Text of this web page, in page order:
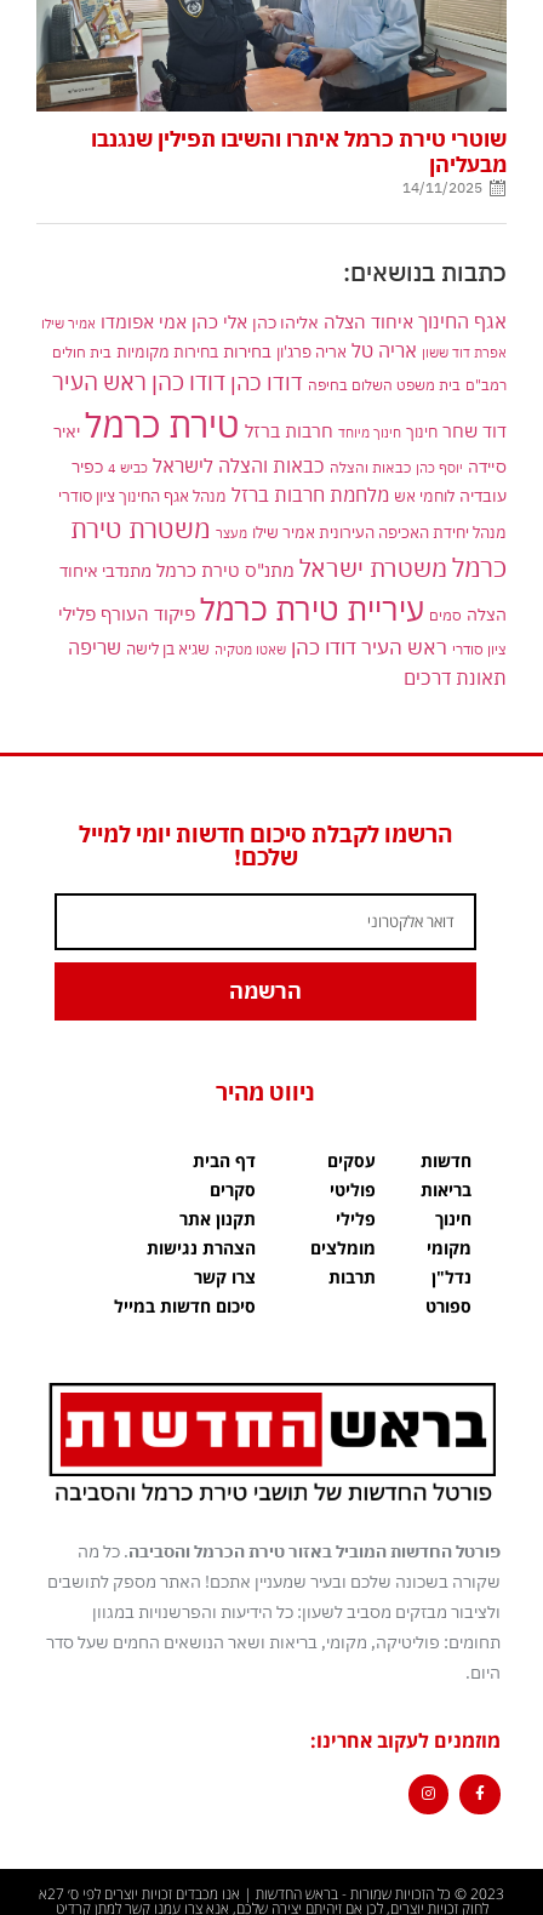
שוטרי טירת כרמל איתרו והשיבו תפילין שנגנבו
מבעליהן
14/11/2025
כתבות בנושאים:
אגף החינוך איחוד הצלה אליהו כהן אלי כהן אמי אפומדו אמיר שילו
אפרת דוד ששון אריה טל אריה פרג'ון בחירות בחירות מקומיות בית חולים
רמב"ם בית משפט השלום בחיפה דודו כהן דודו כהן ראש העיר
דוד שחר חינוך חינוך מיוחד חרבות ברזל טירת כרמל יאיר
סיידה יוסף כהן כבאות והצלה כבאות והצלה לישראל כביש 4
כפיר
עובדיה לוחמי אש מלחמת חרבות ברזל מנהל אגף החינוך ציון סודרי
מנהל יחידת האכיפה העירונית אמיר שילו מעצר משטרת טירת
כרמלמשטרת ישראל מתנ"ס טירת כרמל מתנדבי איחוד
הצלה סמים עיריית טירת כרמל פיקוד העורף פלילי
ציון סודרי ראש העיר דודו כהן שאטו מטקיה שגיא בן לישה שריפה
תאונת דרכים
הרשמו לקבלת סיכום חדשות יומי למייל
שלכם!
הרשמה
ניווט מהיר
חדשות
בריאות
חינוך
מקומי
נדל"ן
ספורט
עסקים
פוליטי
פלילי
מומלצים
תרבות
דף הבית
סקרים
תקנון אתר
הצהרת נגישות
צרו קשר
סיכום חדשות במייל
פורטל החדשות המוביל באזור טירת הכרמל והסביבה. כל מה
שקורה בשכונה שלכם ובעיר שמעניין אתכם! האתר מספק לתושבים
ולציבור מבזקים מסביב לשעון: כל הידיעות והפרשנויות במגוון
תחומים: פוליטיקה, מקומי, בריאות ושאר הנושאים החמים שעל סדר
היום.
מוזמנים לעקוב אחרינו:
2023 © כל הזכויות שמורות - בראש החדשות | אנו מכבדים זכויות יוצרים לפי ס׳ 27א
לחוק זכויות יוצרים, לכן אם זיהיתם יצירה שלכם, אנא צרו עמנו קשר למתן קרדיט